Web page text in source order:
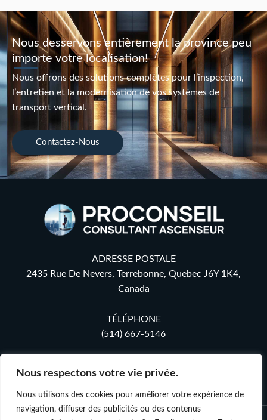
Nous respectons votre vie privée.
Nous utilisons des cookies pour améliorer votre expérience de
navigation, diffuser des publicités ou des contenus
Nous desservons entièrement la province peu
importe votre localisation!
Nous offrons des solutions complètes pour l’inspection,
l’entretien et la modernisation de vos systèmes de
transport vertical.
Contactez-Nous
ADRESSE POSTALE
2435 Rue De Nevers, Terrebonne, Quebec J6Y 1K4,
Canada
TÉLÉPHONE
(514) 667-5146
fmorelproconseil@gmail.com